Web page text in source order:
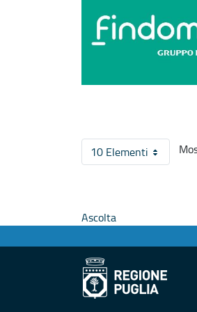
10 ElementiPer pagina
Ascolta